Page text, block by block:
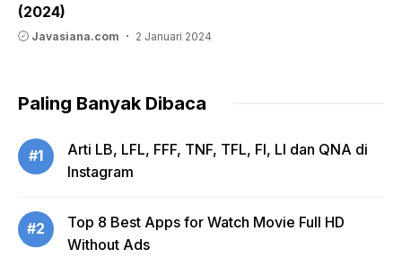
(2024)
Javasiana.com 2 Januari 2024
Paling Banyak Dibaca
#1
Arti LB, LFL, FFF, TNF, TFL, FI, LI dan QNA di
Instagram
#2
Top 8 Best Apps for Watch Movie Full HD
Without Ads